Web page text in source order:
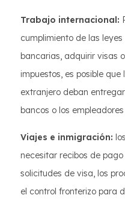
Trabajo internacional:
cumplimiento de las
bancarias, adquirir visas
impuestos, es posible
extranjero deban
bancos o los
Viajes e inmigración:
necesitar recibos de
solicitudes de visa, los
el control fronterizo para